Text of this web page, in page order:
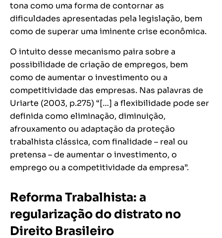
tona como uma forma de contornar as
dificuldades apresentadas pela legislação, bem
como de superar uma iminente crise econômica.
O intuito desse mecanismo paira sobre a
possibilidade de criação de empregos, bem
como de aumentar o investimento ou a
competitividade das empresas. Nas palavras de
Uriarte (2003, p.275) “[…] a flexibilidade pode ser
definida como eliminação, diminuição,
afrouxamento ou adaptação da proteção
trabalhista clássica, com finalidade – real ou
pretensa – de aumentar o investimento, o
emprego ou a competitividade da empresa”.
Reforma Trabalhista: a
regularização do distrato no
Direito Brasileiro